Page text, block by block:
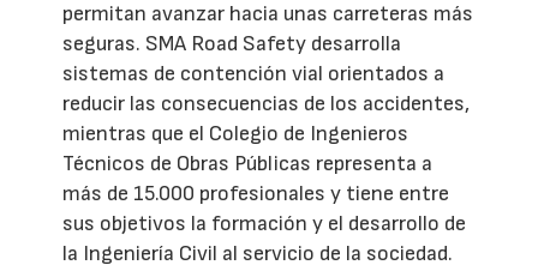
permitan avanzar hacia unas carreteras más
seguras. SMA Road Safety desarrolla
sistemas de contención vial orientados a
reducir las consecuencias de los accidentes,
mientras que el Colegio de Ingenieros
Técnicos de Obras Públicas representa a
más de 15.000 profesionales y tiene entre
sus objetivos la formación y el desarrollo de
la Ingeniería Civil al servicio de la sociedad.